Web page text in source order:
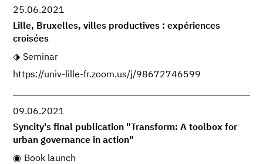
25.06.2021
Lille, Bruxelles, villes productives : expériences
croisées
Seminar
https://univ-lille-fr.zoom.us/j/98672746599
09.06.2021
Syncity's final publication "Transform: A toolbox for
urban governance in action"
Book launch